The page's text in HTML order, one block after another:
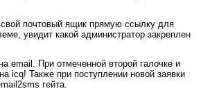
почтовый ящик прямую ссылку для
увидит какой администратор закреплен
email. При отмеченной второй галочке и
icq! Также при поступлении новой заявки
гейта.